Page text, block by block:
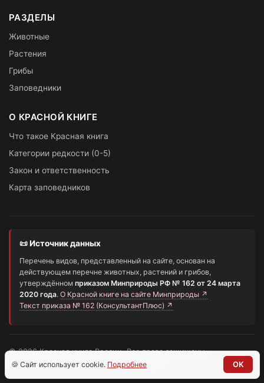
РАЗДЕЛЫ
Животные
Растения
Грибы
Заповедники
О КРАСНОЙ КНИГЕ
Что такое Красная книга
Категории редкости (0-5)
Закон и ответственность
Карта заповедников
📜 Источник данных
Перечень видов, представленный на сайте, основан на
действующем перечне животных, растений и грибов,
утверждённом приказом Минприроды РФ № 162 от 24 марта
2020 года. О Красной книге на сайте Минприроды ↗
Текст приказа № 162 (КонсультантПлюс) ↗
© 2026 Красная книга России. Все права защищены.
Информационный портал о редких видах
🍪 Сайт использует cookie. Подробнее OK